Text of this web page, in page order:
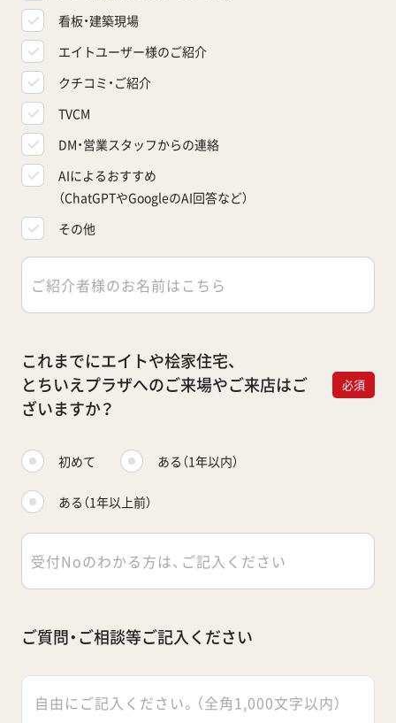
看板・建築現場
エイトユーザー様のご紹介
クチコミ・ご紹介
TVCM
DM・営業スタッフからの連絡
AIによるおすすめ
（ChatGPTやGoogleのAI回答など）
その他
これまでにエイトや桧家住宅、
とちいえプラザへのご来場やご来店はご
ざいますか？
必須
初めて ある（1年以内）
ある（1年以上前）
ご質問・ご相談等ご記入ください